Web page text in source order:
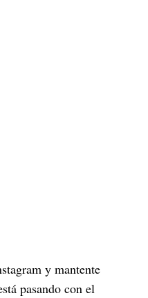
y mantente
pasando con el